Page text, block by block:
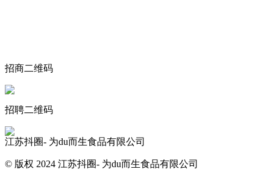
招商二维码
招聘二维码
江苏抖圈- 为du而生食品有限公司
© 版权 2024 江苏抖圈- 为du而生食品有限公司